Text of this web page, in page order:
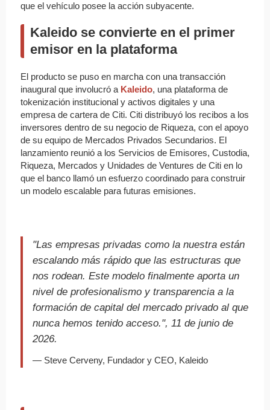
que el vehículo posee la acción subyacente.
Kaleido se convierte en el primer
emisor en la plataforma
El producto se puso en marcha con una transacción
inaugural que involucró a Kaleido, una plataforma de
tokenización institucional y activos digitales y una
empresa de cartera de Citi. Citi distribuyó los recibos a los
inversores dentro de su negocio de Riqueza, con el apoyo
de su equipo de Mercados Privados Secundarios. El
lanzamiento reunió a los Servicios de Emisores, Custodia,
Riqueza, Mercados y Unidades de Ventures de Citi en lo
que el banco llamó un esfuerzo coordinado para construir
un modelo escalable para futuras emisiones.
"Las empresas privadas como la nuestra están
escalando más rápido que las estructuras que
nos rodean. Este modelo finalmente aporta un
nivel de profesionalismo y transparencia a la
formación de capital del mercado privado al que
nunca hemos tenido acceso.", 11 de junio de
2026.
— Steve Cerveny, Fundador y CEO, Kaleido